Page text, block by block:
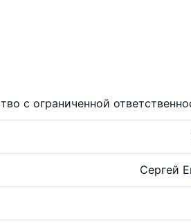
с ограниченной
Сергей